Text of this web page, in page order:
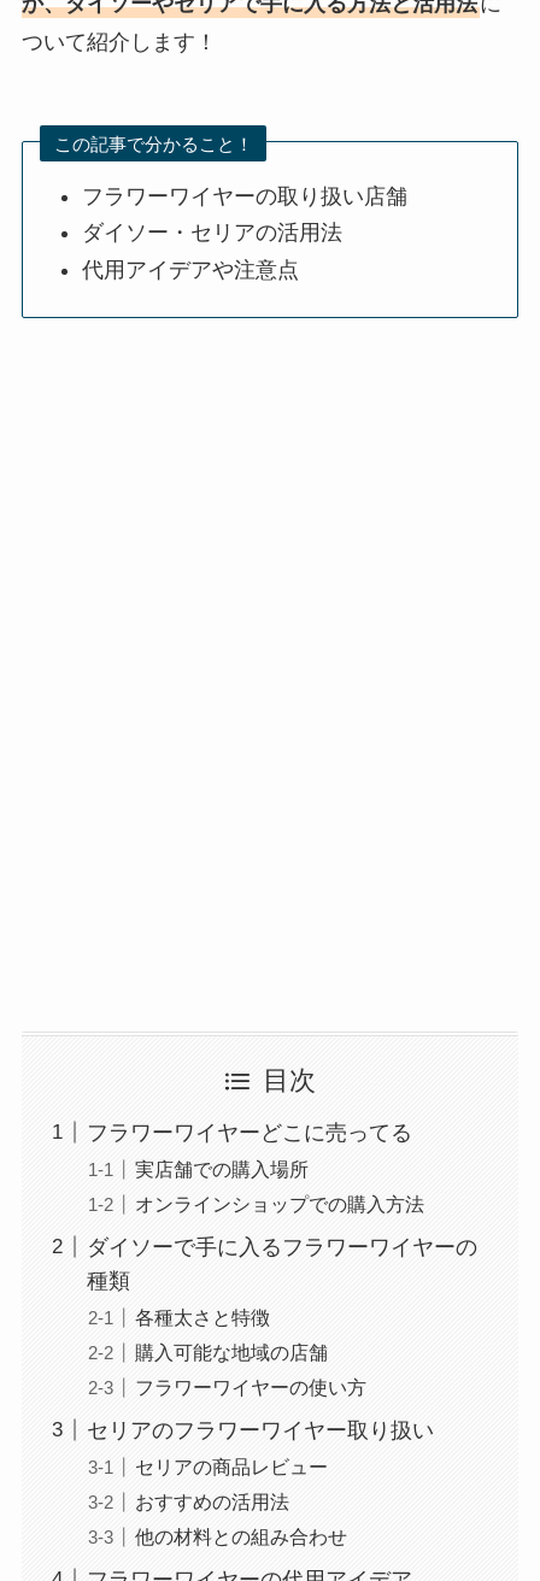
ついて紹介します！
この記事で分かること！
フラワーワイヤーの取り扱い店舗
ダイソー・セリアの活用法
代用アイデアや注意点
目次
フラワーワイヤーどこに売ってる
実店舗での購入場所
オンラインショップでの購入方法
ダイソーで手に入るフラワーワイヤーの
種類
各種太さと特徴
購入可能な地域の店舗
フラワーワイヤーの使い方
セリアのフラワーワイヤー取り扱い
セリアの商品レビュー
おすすめの活用法
他の材料との組み合わせ